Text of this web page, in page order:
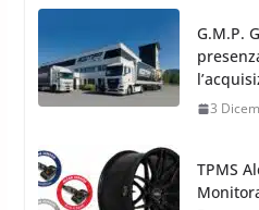
TPMS
4
Cerchi
MAK